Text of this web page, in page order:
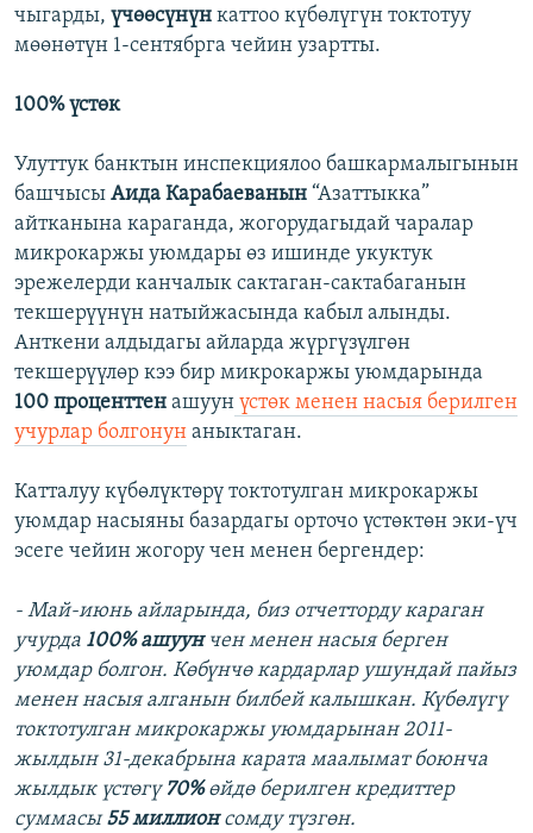
чыгарды, үчөөсүнүн каттоо күбөлүгүн токтотуу
мөөнөтүн 1-сентябрга чейин узартты.
100% үстөк
Улуттук банктын инспекциялоо башкармалыгынын
башчысы Аида Карабаеванын “Азаттыкка”
айтканына караганда, жогорудагыдай чаралар
микрокаржы уюмдары өз ишинде укуктук
эрежелерди канчалык сактаган-сактабаганын
текшерүүнүн натыйжасында кабыл алынды.
Анткени алдыдагы айларда жүргүзүлгөн
текшерүүлөр кээ бир микрокаржы уюмдарында
100 проценттен ашуун үстөк менен насыя берилген
учурлар болгонун аныктаган.
Катталуу күбөлүктөрү токтотулган микрокаржы
уюмдар насыяны базардагы орточо үстөктөн эки-үч
эсеге чейин жогору чен менен бергендер:
- Май-июнь айларында, биз отчетторду караган
учурда 100% ашуун чен менен насыя берген
уюмдар болгон. Көбүнчө кардарлар ушундай пайыз
менен насыя алганын билбей калышкан. Күбөлүгү
токтотулган микрокаржы уюмдарынан 2011-
жылдын 31-декабрына карата маалымат боюнча
жылдык үстөгү70%өйдө берилген кредиттер
суммасы55 миллионсомду түзгөн.